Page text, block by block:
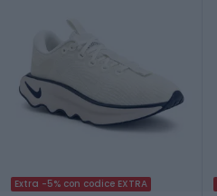
Extra -5% con codice EXTRA